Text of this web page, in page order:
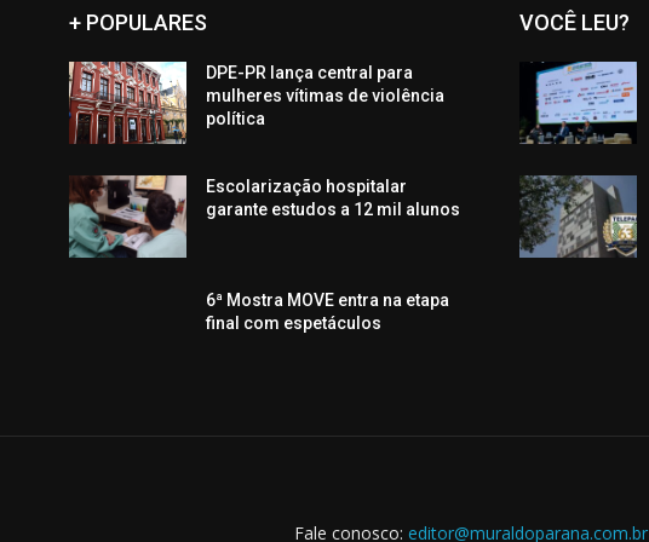
+ POPULARES
DPE-PR lança central para
mulheres vítimas de violência
política
Escolarização hospitalar
garante estudos a 12 mil alunos
6ª Mostra MOVE entra na etapa
final com espetáculos
VOCÊ LEU?
Fale conosco: editor@muraldoparana.com.br